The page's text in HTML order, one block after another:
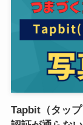
Tapbit（タッ